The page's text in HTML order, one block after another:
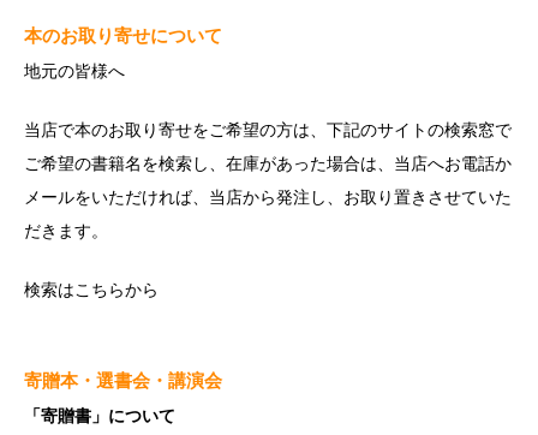
本のお取り寄せについて
地元の皆様へ
当店で本のお取り寄せをご希望の方は、下記のサイトの検索窓で
ご希望の書籍名を検索し、在庫があった場合は、当店へお電話か
メールをいただければ、当店から発注し、お取り置きさせていた
だきます。
検索はこちらから
寄贈本・選書会・講演会
「寄贈書」について